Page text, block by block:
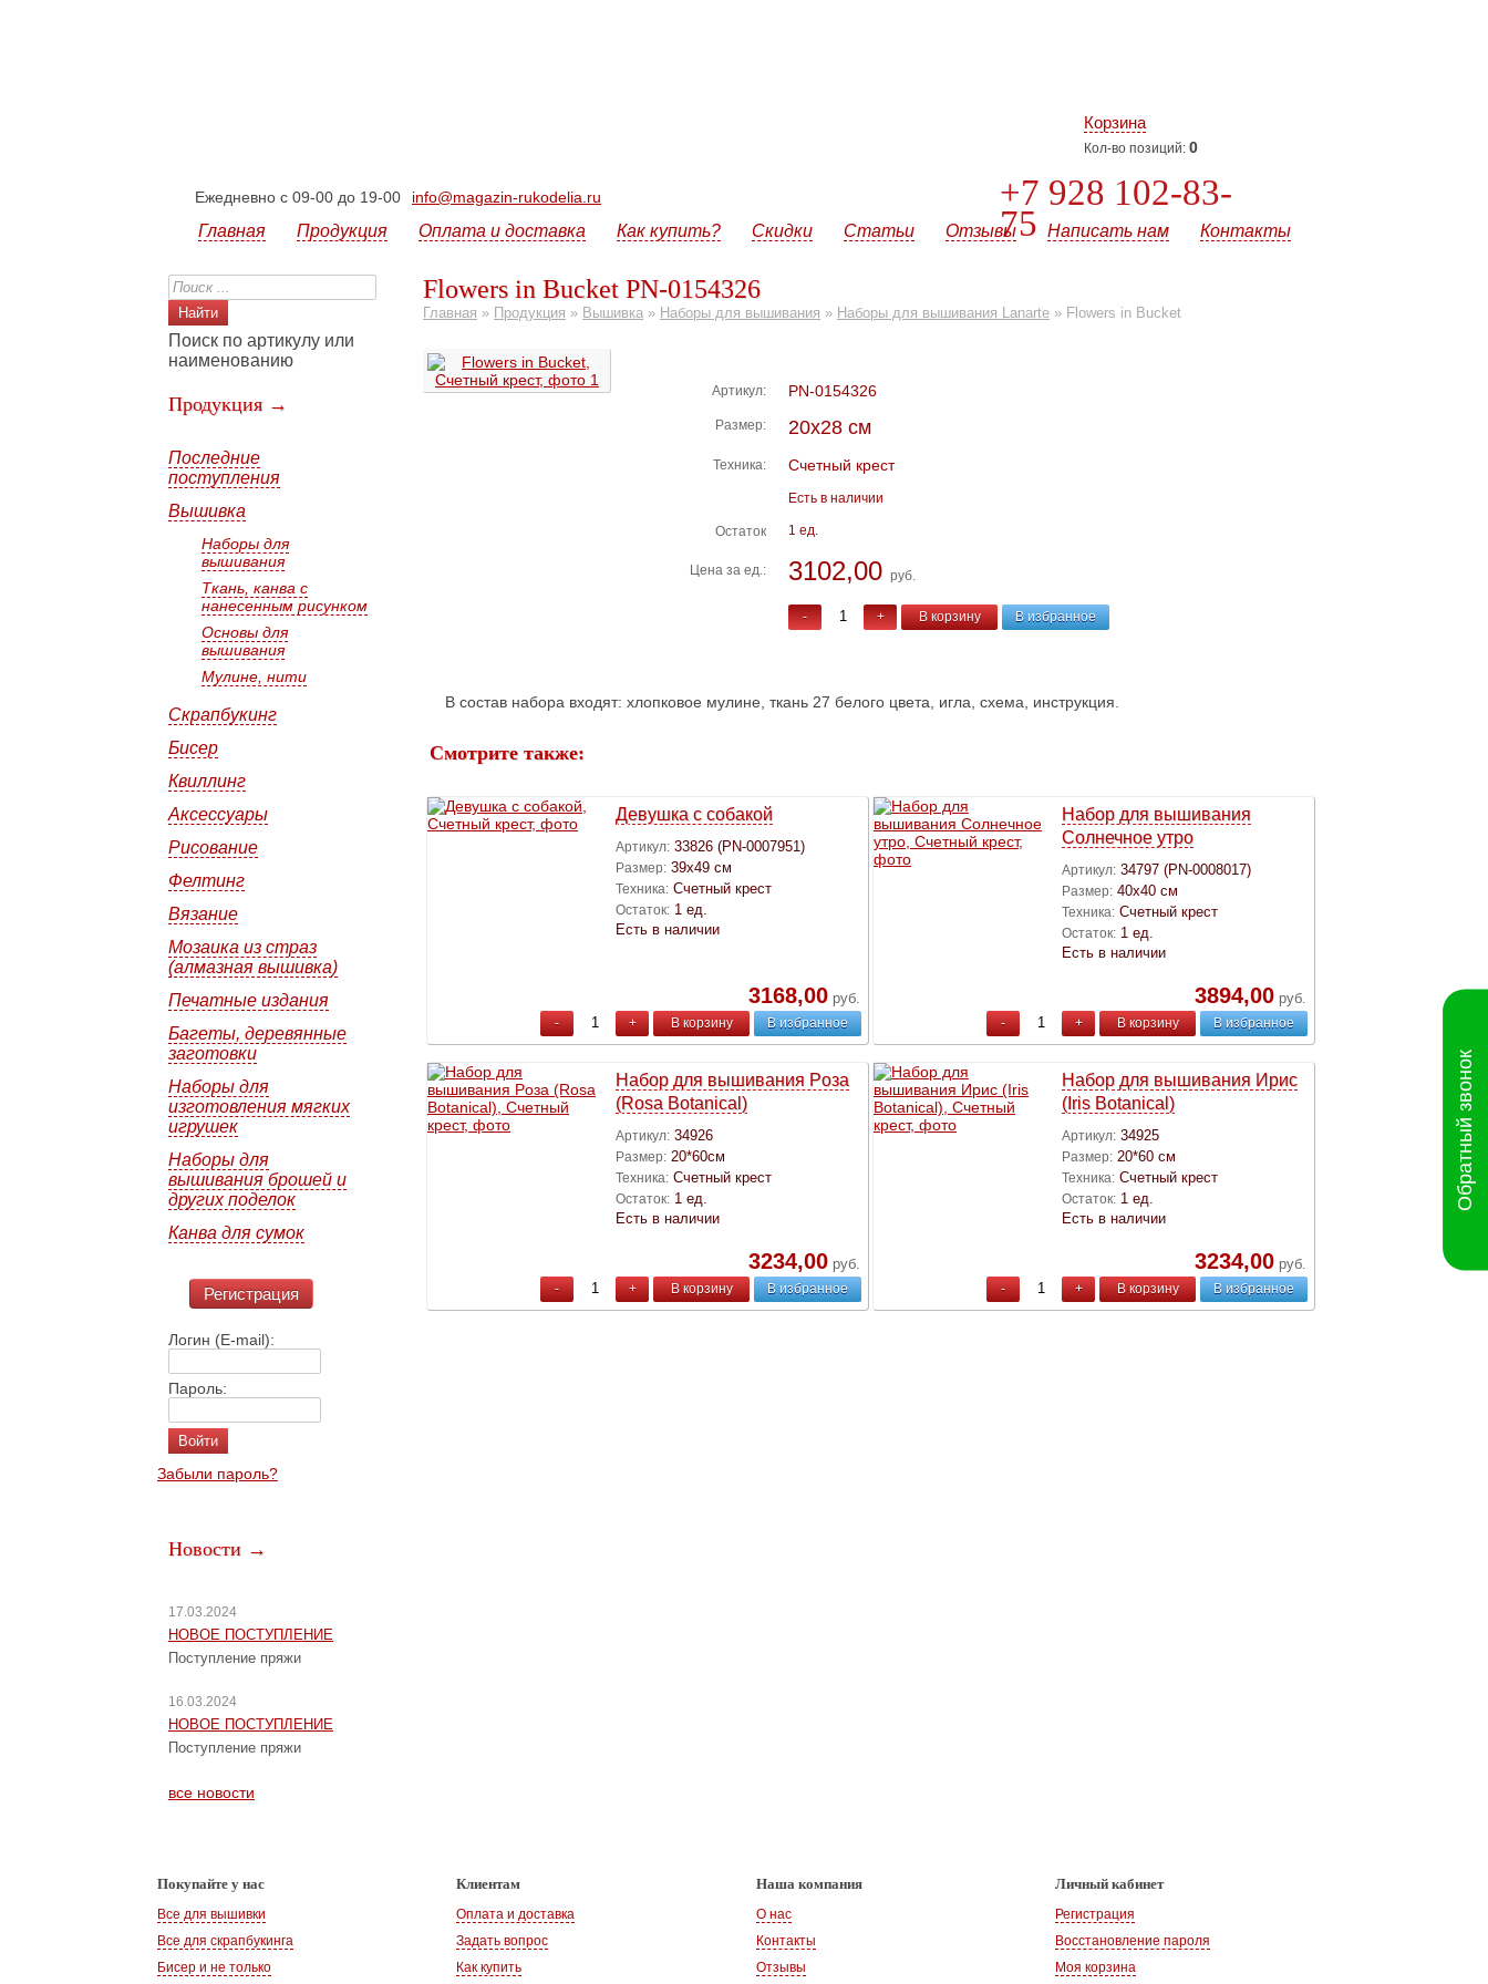
Корзина
Кол-во позиций: 0
+7 928 102-83-
75
Ежедневно с 09-00 до 19-00 info@magazin-rukodelia.ru
Главная Продукция Оплата и доставка Как купить? Скидки Статьи Отзывы Написать нам Контакты
Поиск по артикулу или
наименованию
Продукция →
Последние
поступления
Вышивка
Наборы для
вышивания
Ткань, канва с
нанесенным рисунком
Основы для
вышивания
Мулине, нити
Скрапбукинг
Бисер
Квиллинг
Аксессуары
Рисование
Фелтинг
Вязание
Мозаика из страз
(алмазная вышивка)
Печатные издания
Багеты, деревянные
заготовки
Наборы для
изготовления мягких
игрушек
Наборы для
вышивания брошей и
других поделок
Канва для сумок
Регистрация
Логин (E-mail):
Пароль:
Забыли пароль?
Новости →
17.03.2024
НОВОЕ ПОСТУПЛЕНИЕ
Поступление пряжи
16.03.2024
НОВОЕ ПОСТУПЛЕНИЕ
Поступление пряжи
все новости
Flowers in Bucket PN-0154326
Главная » Продукция » Вышивка » Наборы для вышивания » Наборы для вышивания Lanarte » Flowers in Bucket
Артикул: PN-0154326
Размер: 20х28 см
Техника: Счетный крест
Есть в наличии
Остаток 1 ед.
Цена за ед.: 3102,00 руб.
- + В корзину В избранное
В состав набора входят: хлопковое мулине, ткань 27 белого цвета, игла, схема, инструкция.
Смотрите также:
Девушка с собакой
Артикул: 33826 (PN-0007951)
Размер: 39х49 см
Техника: Счетный крест
Остаток: 1 ед.
Есть в наличии
3168,00 руб.
- + В корзину В избранное
Набор для вышивания
Cолнечное утро
Артикул: 34797 (PN-0008017)
Размер: 40х40 см
Техника: Счетный крест
Остаток: 1 ед.
Есть в наличии
3894,00 руб.
- + В корзину В избранное
Набор для вышивания Pоза
(Rosa Botanical)
Артикул: 34926
Размер: 20*60см
Техника: Счетный крест
Остаток: 1 ед.
Есть в наличии
3234,00 руб.
- + В корзину В избранное
Набор для вышивания Ирис
(Iris Botanical)
Артикул: 34925
Размер: 20*60 см
Техника: Счетный крест
Остаток: 1 ед.
Есть в наличии
3234,00 руб.
- + В корзину В избранное
Покупайте у нас
Все для вышивки
Все для скрапбукинга
Бисер и не только
Клиентам
Оплата и доставка
Задать вопрос
Как купить
Наша компания
О нас
Контакты
Отзывы
Личный кабинет
Регистрация
Восстановление пароля
Моя корзина
Обратный звонок